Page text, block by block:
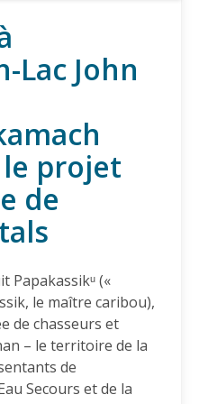
Au service des
public
universitaire demandent
Metals Inc. de mettre
Loma Larga en
passe droit pour le
Lac John
projet
de
Papakassikᵘ («
le maître caribou),
de chasseurs et
– le territoire de la
de
Secours et de la